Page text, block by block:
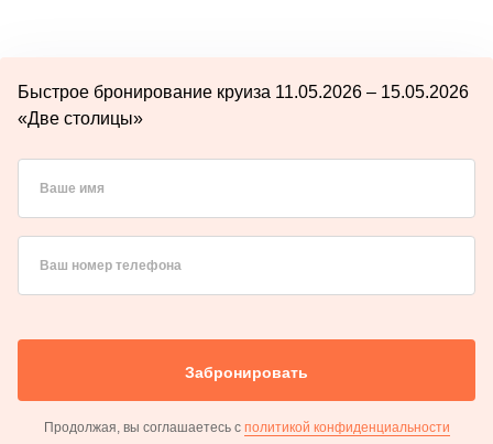
Быстрое бронирование круиза 11.05.2026 – 15.05.2026
«Две столицы»
Ваше имя
Ваш номер телефона
Забронировать
Продолжая, вы соглашаетесь с политикой конфиденциальности